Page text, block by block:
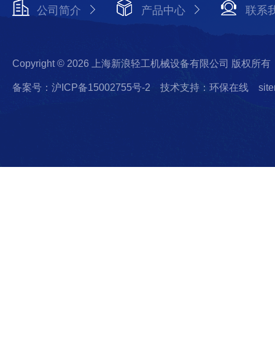
公司简介 产品中心 联系
Copyright © 2026 上海新浪轻工机械设备有限公司 版权所有
备案号：沪ICP备15002755号-2 技术支持：环保在线